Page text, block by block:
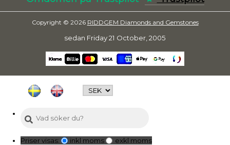
Copyright © 2026 RIDDGEM Diamonds and Gemstones
sedan Friday 21 October, 2005
Priser visas: inkl moms
exkl moms